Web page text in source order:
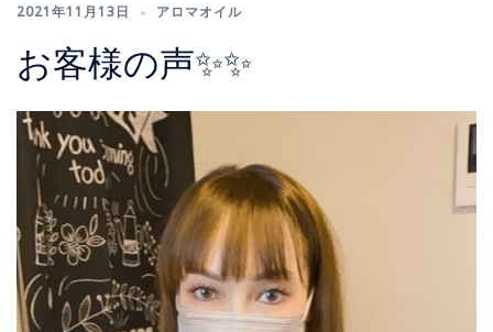
2021年11月13日 アロマオイル
お客様の声✨✨